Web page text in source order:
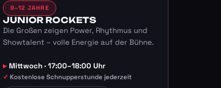
9–12 JAHRE
JUNIOR ROCKETS
Die Großen zeigen Power, Rhythmus und
Showtalent – volle Energie auf der Bühne.
Mittwoch · 17:00–18:00 Uhr
Kostenlose Schnupperstunde jederzeit